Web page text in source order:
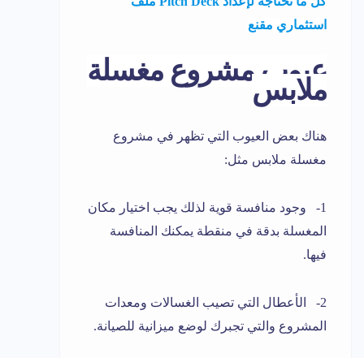
استثماري مقنع
عيوب مشروع مغسلة
ملابس
هناك بعض العيوب التي تظهر في مشروع
مغسلة ملابس مثل:
1- وجود منافسة قوية لذلك يجب اختيار مكان
المغسلة بدقة في منقطة يمكنك المنافسة
فيها.
2- الأعطال التي تصيب الغسالات ومعدات
المشروع والتي تجبرك لوضع ميزانية للصيانة.